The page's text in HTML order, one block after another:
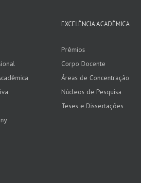
EXCELÊNCIA ACADÊMICA
Prêmios
Corpo Docente
Áreas de Concentração
Núcleos de Pesquisa
Teses e Dissertações